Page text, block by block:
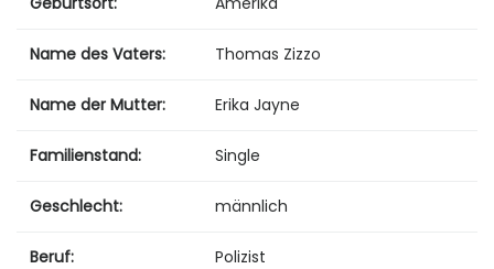
Name des Vaters: Thomas Zizzo
Name der Mutter: Erika Jayne
Familienstand: Single
Geschlecht: männlich
Beruf: Polizist